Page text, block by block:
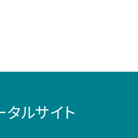
ルサイト